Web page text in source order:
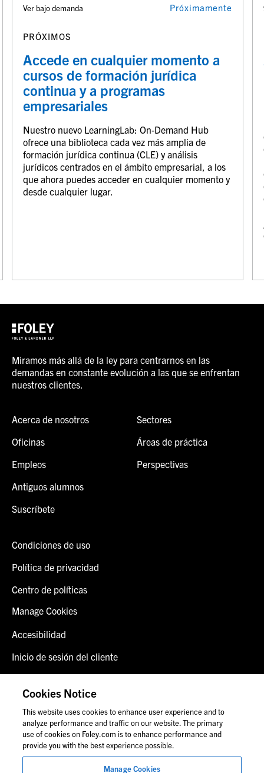
Ver bajo demanda Próximamente
PRÓXIMOS
Accede en cualquier momento a
cursos de formación jurídica
continua y a programas
empresariales
Nuestro nuevo LearningLab: On-Demand Hub
ofrece una biblioteca cada vez más amplia de
formación jurídica continua (CLE) y análisis
jurídicos centrados en el ámbito empresarial, a los
que ahora puedes acceder en cualquier momento y
desde cualquier lugar.
Miramos más allá de la ley para centrarnos en las
demandas en constante evolución a las que se enfrentan
nuestros clientes.
Acerca de nosotros
Oficinas
Empleos
Antiguos alumnos
Suscríbete
Sectores
Áreas de práctica
Perspectivas
Condiciones de uso
Política de privacidad
Centro de políticas
Manage Cookies
Accesibilidad
Inicio de sesión del cliente
Contáctenos
© 2026 Foley & Lardner LLP
Cookies Notice
This website uses cookies to enhance user experience and to
analyze performance and traffic on our website. The primary
use of cookies on Foley.com is to enhance performance and
provide you with the best experience possible.
Manage Cookies